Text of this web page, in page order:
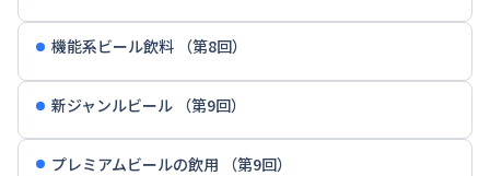
機能系ビール飲料 （第8回）
新ジャンルビール （第9回）
プレミアムビールの飲用 （第9回）